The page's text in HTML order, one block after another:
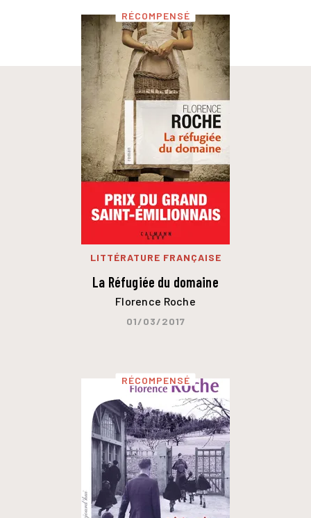
RÉCOMPENSÉ
LITTÉRATURE FRANÇAISE
La Réfugiée du domaine
Florence Roche
01/03/2017
RÉCOMPENSÉ